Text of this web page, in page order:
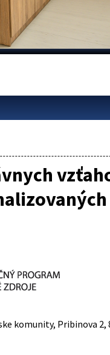
komunity, Pribinova 2,